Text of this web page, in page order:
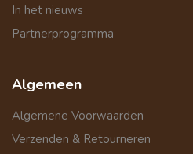
In het nieuws
Partnerprogramma
Algemeen
Algemene Voorwaarden
Verzenden & Retourneren